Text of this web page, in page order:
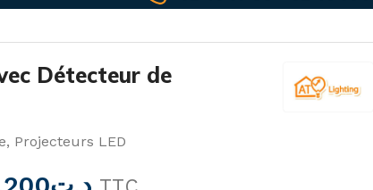
Détecteur de
, Projecteurs LED